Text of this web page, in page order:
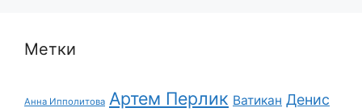
Метки
Анна Ипполитова Артем Перлик Ватикан Денис